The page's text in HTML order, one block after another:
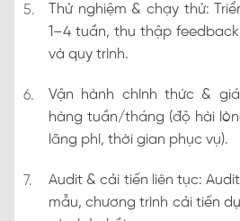
Thử nghiệm & chạy thử:
1–4 tuần, thu thập
và quy trình.
Vận hành chính thức &
hàng tuần/tháng (độ hài
lãng phí, thời gian phục vụ).
Audit & cải tiến liên tục:
mẫu, chương trình cải tiến